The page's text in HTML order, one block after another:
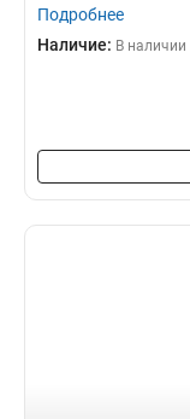
Подробнее
Наличие: В наличии